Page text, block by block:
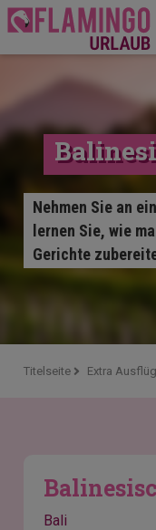
Nehmen Sie an
lernen Sie, wie
Gerichte
Titelseite Extra
Bali